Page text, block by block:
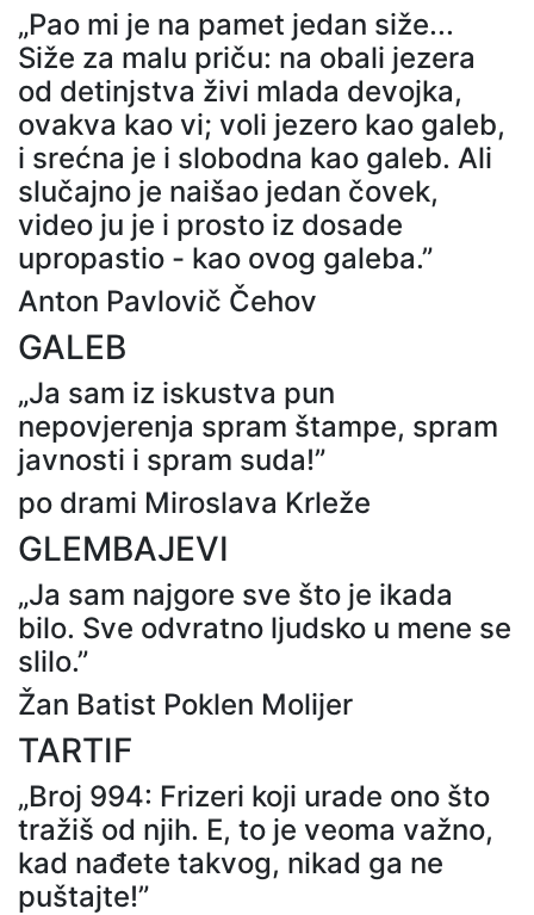
„Pao mi je na pamet jedan siže...
Siže za malu priču: na obali jezera
od detinjstva živi mlada devojka,
ovakva kao vi; voli jezero kao galeb,
i srećna je i slobodna kao galeb. Ali
slučajno je naišao jedan čovek,
video ju je i prosto iz dosade
upropastio - kao ovog galeba.”
Anton Pavlovič Čehov
GALEB
„Ja sam iz iskustva pun
nepovjerenja spram štampe, spram
javnosti i spram suda!”
po drami Miroslava Krleže
GLEMBAJEVI
„Ja sam najgore sve što je ikada
bilo. Sve odvratno ljudsko u mene se
slilo.”
Žan Batist Poklen Molijer
TARTIF
„Broj 994: Frizeri koji urade ono što
tražiš od njih. E, to je veoma važno,
kad nađete takvog, nikad ga ne
puštajte!”